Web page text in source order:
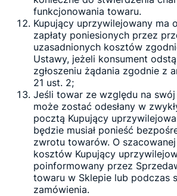
funkcjonowania towaru.
Kupujący uprzywilejowany ma
zapłaty poniesionych przez
uzasadnionych kosztów
Ustawy, jeżeli konsument
zgłoszeniu żądania zgodnie z
21 ust. 2;
Jeśli towar ze względu na
może zostać odesłany w
pocztą Kupujący
będzie musiał ponieść
zwrotu towarów. O
kosztów Kupujący
poinformowany przez
towaru w Sklepie lub podczas
zamówienia.